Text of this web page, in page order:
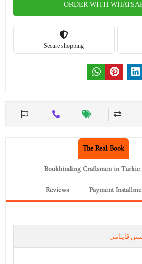
ORDER WITH
Secure shopping
The Real Book
Bookbinding Craftsmen in
Payment
Reviews
قاينامى